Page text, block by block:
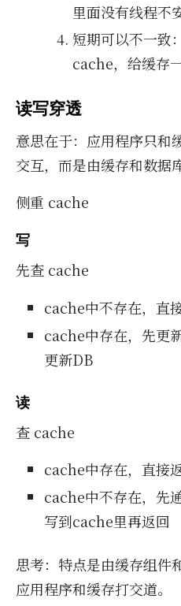
里面没有线程不
短期可以不一致
cache，给缓存
读写穿透
意思在于：应用程序只和
交互，而是由缓存和数据
侧重 cache
写
先查 cache
cache中不存在，直
cache中存在，先更
更新DB
读
查 cache
cache中存在，直接
cache中不存在，先
写到cache里再返回
思考：特点是由缓存组件
应用程序和缓存打交道。